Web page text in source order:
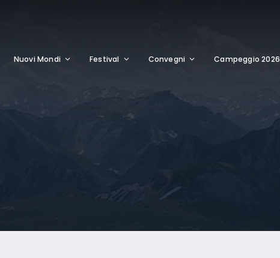
Nuovi Mondi Festival Convegni Campeggio 2026